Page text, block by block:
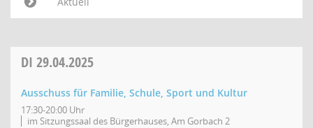
DI 29.04.2025
Ausschuss für Familie, Schule, Sport und Kultur
17:30-20:00 Uhr
im Sitzungssaal des Bürgerhauses, Am Gorbach 2